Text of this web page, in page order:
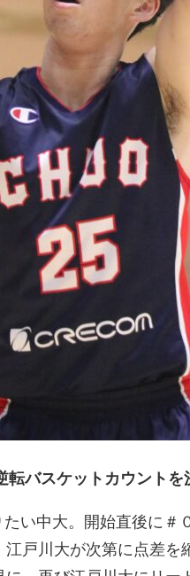
転バスケットカウントを
い中大。開始直後に＃
戸川大が次第に点差